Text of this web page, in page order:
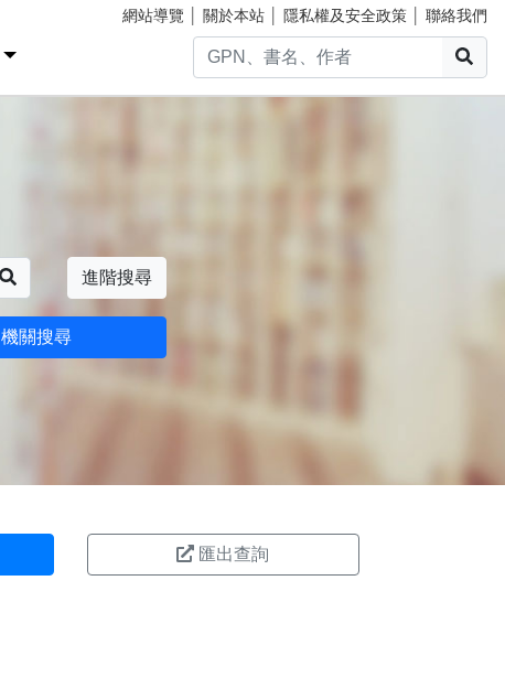
網站導覽 關於本站 隱私權及安全政策 聯絡我們
進階搜尋
機關搜尋
匯出查詢